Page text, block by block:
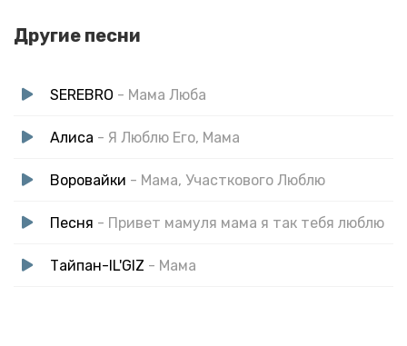
Другие песни
SEREBRO - Мама Люба
Алиса - Я Люблю Его, Мама
Воровайки - Мама, Участкового Люблю
Песня - Привет мамуля мама я так тебя люблю
Тайпан-IL'GIZ - Мама